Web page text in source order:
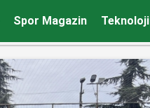
Spor Magazin Teknoloji